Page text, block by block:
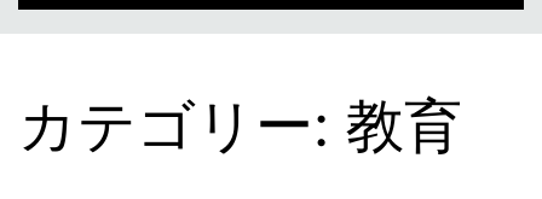
カテゴリー: 教育